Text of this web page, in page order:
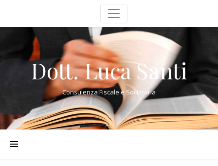
Dott. Luca Santi
Consulenza Fiscale e Societaria